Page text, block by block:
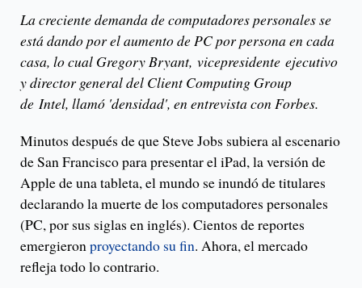
La creciente demanda de computadores personales se
está dando por el aumento de PC por persona en cada
casa, lo cual Gregory Bryant, vicepresidente ejecutivo
y director general del Client Computing Group
de Intel, llamó 'densidad', en entrevista con Forbes.
Minutos después de que Steve Jobs subiera al escenario
de San Francisco para presentar el iPad, la versión de
Apple de una tableta, el mundo se inundó de titulares
declarando la muerte de los computadores personales
(PC, por sus siglas en inglés). Cientos de reportes
emergieronproyectando su fin. Ahora, el mercado
refleja todo lo contrario.